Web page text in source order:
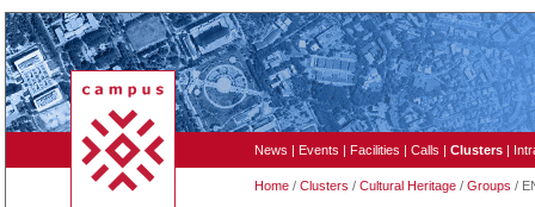
News | Events | Facilities | Calls | Clusters |
Home / Clusters / Cultural Heritage / Groups /